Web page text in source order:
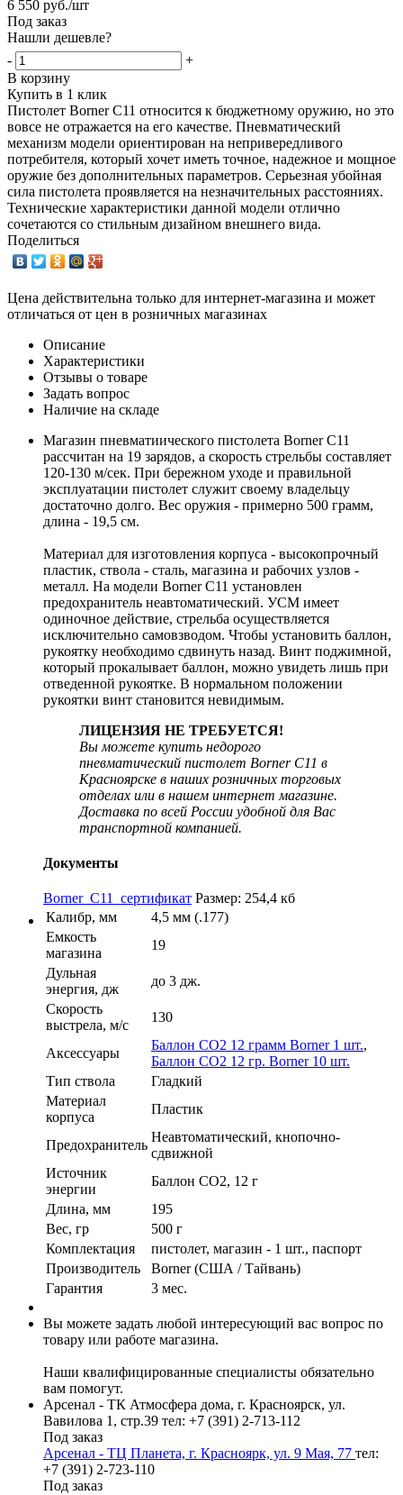
6 550 руб./шт
Под заказ
Нашли дешевле?
-
+
В корзину
Купить в 1 клик
Пистолет Borner С11 относится к бюджетному оружию, но это
вовсе не отражается на его качестве. Пневматический
механизм модели ориентирован на непривередливого
потребителя, который хочет иметь точное, надежное и мощное
оружие без дополнительных параметров. Серьезная убойная
сила пистолета проявляется на незначительных расстояниях.
Технические характеристики данной модели отлично
сочетаются со стильным дизайном внешнего вида.
Поделиться
Цена действительна только для интернет-магазина и может
отличаться от цен в розничных магазинах
Описание
Характеристики
Отзывы о товаре
Задать вопрос
Наличие на складе
Магазин пневматиического пистолета Borner C11
рассчитан на 19 зарядов, а скорость стрельбы составляет
120-130 м/сек. При бережном уходе и правильной
эксплуатации пистолет служит своему владельцу
достаточно долго. Вес оружия - примерно 500 грамм,
длина - 19,5 см.
Материал для изготовления корпуса - высокопрочный
пластик, ствола - сталь, магазина и рабочих узлов -
металл. На модели Borner C11 установлен
предохранитель неавтоматический. УСМ имеет
одиночное действие, стрельба осуществляется
исключительно самовзводом. Чтобы установить баллон,
рукоятку необходимо сдвинуть назад. Винт поджимной,
который прокалывает баллон, можно увидеть лишь при
отведенной рукоятке. В нормальном положении
рукоятки винт становится невидимым.
ЛИЦЕНЗИЯ НЕ ТРЕБУЕТСЯ!
Вы можете купить недорого
пневматический пистолет Borner C11 в
Красноярске в наших розничных торговых
отделах или в нашем интернет магазине.
Доставка по всей России удобной для Вас
транспортной компанией.
Документы
Borner_C11_сертификат Размер: 254,4 кб
Калибр, мм
4,5 мм (.177)
Емкость
магазина
19
Дульная
энергия, дж
до 3 дж.
Скорость
выстрела, м/с
130
Аксессуары
Баллон СО2 12 грамм Borner 1 шт.,
Баллон СО2 12 гр. Borner 10 шт.
Тип ствола
Гладкий
Материал
корпуса
Пластик
Предохранитель
Неавтоматический, кнопочно-
сдвижной
Источник
энергии
Баллон CO2, 12 г
Длина, мм
195
Вес, гр
500 г
Комплектация
пистолет, магазин - 1 шт., паспорт
Производитель
Borner (США / Тайвань)
Гарантия
3 мес.
Вы можете задать любой интересующий вас вопрос по
товару или работе магазина.
Наши квалифицированные специалисты обязательно
вам помогут.
Арсенал - ТК Атмосфера дома, г. Красноярск, ул.
Вавилова 1, стр.39 тел: +7 (391) 2-713-112
Под заказ
Арсенал - ТЦ Планета, г. Красноярк, ул. 9 Мая, 77 тел:
+7 (391) 2-723-110
Под заказ